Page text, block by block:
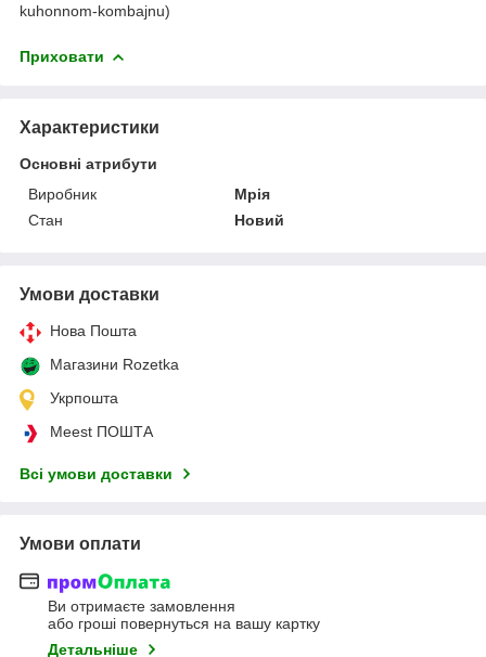
kuhonnom-kombajnu)
Приховати
Характеристики
Основні атрибути
Виробник
Мрія
Стан
Новий
Умови доставки
Нова Пошта
Магазини Rozetka
Укрпошта
Meest ПОШТА
Всі умови доставки
Умови оплати
Ви отримаєте замовлення
або гроші повернуться на вашу картку
Детальніше